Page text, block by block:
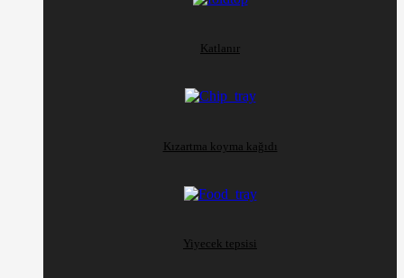
Katlanır
Kızartma koyma kağıdı
Yiyecek tepsisi